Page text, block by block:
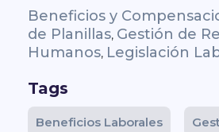
Beneficios y
de Planillas, Gestión de
Humanos, Legislación
Tags
Beneficios Laborales